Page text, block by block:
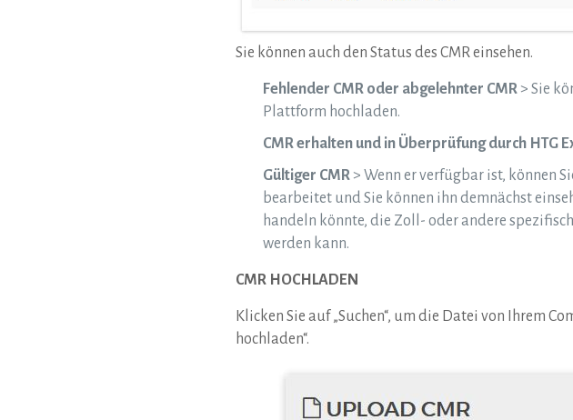
Sie können auch den Status des CMR einsehen.
Fehlender CMR oder abgelehnter CMR > Sie
Plattform hochladen.
CMR erhalten und in Überprüfung durch HTG
Gültiger CMR > Wenn er verfügbar ist, können
bearbeitet und Sie können ihn demnächst
handeln könnte, die Zoll- oder andere
werden kann.
CMR HOCHLADEN
Klicken Sie auf „Suchen“, um die Datei von Ihrem
hochladen“.